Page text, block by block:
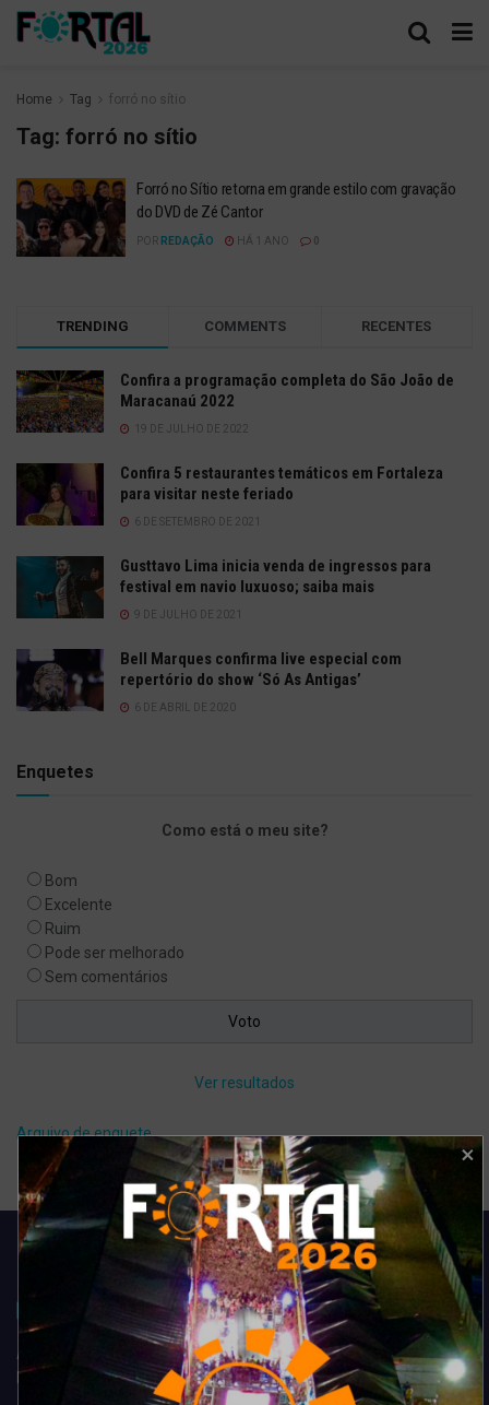
Home Tag forró no sítio
Tag: forró no sítio
Forró no Sítio retorna em grande estilo com gravação
do DVD de Zé Cantor
POR REDAÇÃO HÁ 1 ANO
TRENDING COMMENTS RECENTES
Confira a programação completa do São João de
Maracanaú 2022
19 DE JULHO DE 2022
Confira 5 restaurantes temáticos em Fortaleza
para visitar neste feriado
6 DE SETEMBRO DE 2021
Gusttavo Lima inicia venda de ingressos para
festival em navio luxuoso; saiba mais
9 DE JULHO DE 2021
Bell Marques confirma live especial com
repertório do show ‘Só As Antigas’
6 DE ABRIL DE 2020
Enquetes
Como está o meu site?
Bom
Excelente
Ruim
Pode ser melhorado
Sem comentários
Ver resultados
Arquivo de enquete
Acompanhe todas as novidades do entretenimento na região de
Fortaleza. Dicas, promoções, coberturas exclusivas e muito mais.